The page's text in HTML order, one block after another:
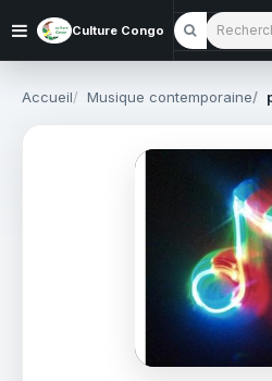
Culture Congo Rechercher
Accueil Musique contemporaine